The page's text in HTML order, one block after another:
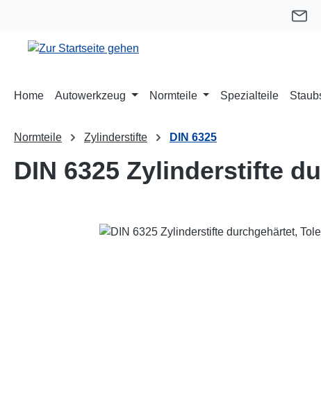
Home Autowerkzeug Normteile Spezialteile
Normteile Zylinderstifte DIN 6325
DIN 6325 Zylinderstifte
Bildergalerie überspringen